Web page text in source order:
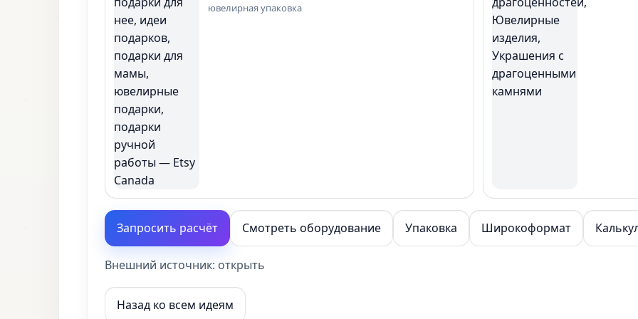
ювелирная упаковка
Запросить расчёт Смотреть оборудование Упаковка Широкоформат
Внешний источник: открыть
Назад ко всем идеям